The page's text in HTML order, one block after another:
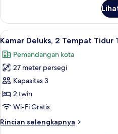
tempat
tidur
Sofa
(180
degrees
view)
Suite
Keluarga,
1
Tidur
King
dengan
tempat
tidur
Sofa
(180
degrees
Lihat
semua
foto
untuk
Kamar
Deluks,
2
Tidur
6
Kamar Deluks, 2 Tempat
Pemandangan kota
27 meter persegi
Kapasitas 3
2 twin
Wi-Fi Gratis
Rincian selengkapnya
Rincian